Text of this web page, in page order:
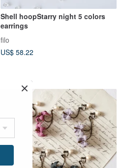
Shell hoopStarry night 5 colors
earrings
filo
US$ 58.22